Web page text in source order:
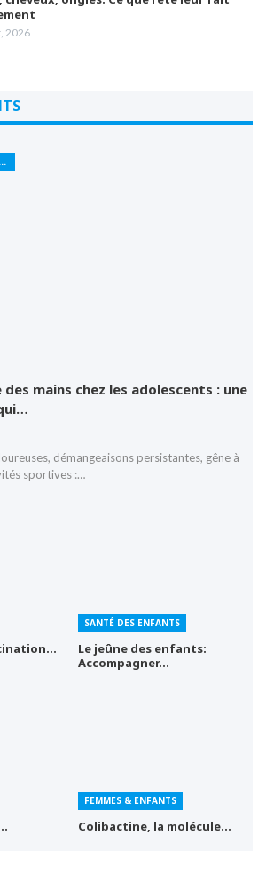
2026
ADOLESCENTS & PUBERTÉ
des mains chez les adolescents : une
démangeaisons persistantes, gêne à
sportives :…
SANTÉ DES ENFANTS
Le jeûne des enfants:
Accompagner…
FEMMES & ENFANTS
Colibactine, la molécule…